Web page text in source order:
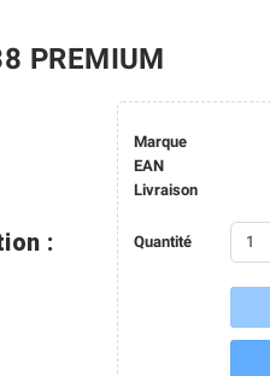
PREMIUM
:
Marque
EAN
Livraison
Quantité